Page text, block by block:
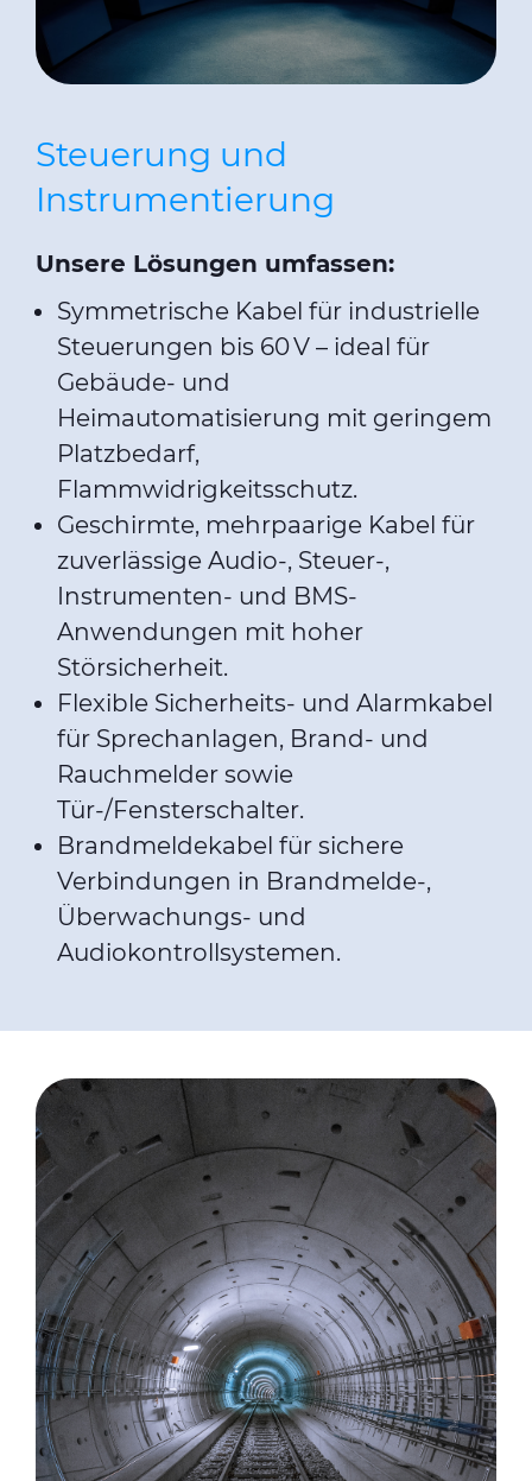
Steuerung und
Instrumentierung
Unsere Lösungen umfassen:
Symmetrische Kabel für industrielle
Steuerungen bis 60 V – ideal für
Gebäude- und
Heimautomatisierung mit geringem
Platzbedarf,
Flammwidrigkeitsschutz.
Geschirmte, mehrpaarige Kabel für
zuverlässige Audio-, Steuer-,
Instrumenten- und BMS-
Anwendungen mit hoher
Störsicherheit.
Flexible Sicherheits- und Alarmkabel
für Sprechanlagen, Brand- und
Rauchmelder sowie
Tür-/Fensterschalter.
Brandmeldekabel für sichere
Verbindungen in Brandmelde-,
Überwachungs- und
Audiokontrollsystemen.